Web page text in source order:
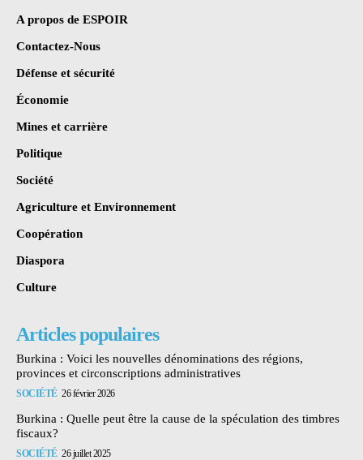
A propos de ESPOIR
Contactez-Nous
Défense et sécurité
Économie
Mines et carrière
Politique
Société
Agriculture et Environnement
Coopération
Diaspora
Culture
Articles populaires
Burkina : Voici les nouvelles dénominations des régions,
provinces et circonscriptions administratives
SOCIÉTÉ 26 février 2026
Burkina : Quelle peut être la cause de la spéculation des timbres
fiscaux?
SOCIÉTÉ 26 juillet 2025